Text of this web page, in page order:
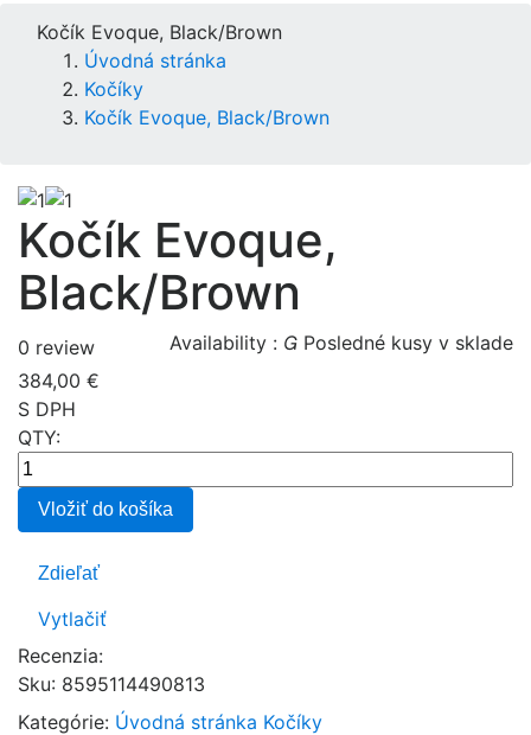
Kočík Evoque, Black/Brown
Úvodná stránka
Kočíky
Kočík Evoque, Black/Brown
Kočík Evoque,
Black/Brown
0 review Availability :  Posledné kusy v sklade
384,00 €
S DPH
QTY:
Vložiť do košíka
Zdieľať
Vytlačiť
Recenzia:
Sku: 8595114490813
Kategórie: Úvodná stránka Kočíky